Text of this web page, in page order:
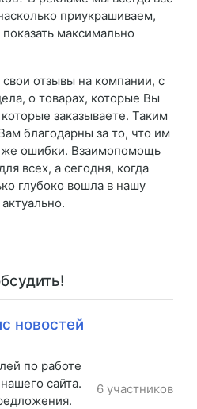
приукрашиваем,
максимально
свои отзывы на компании, с
о товарах, которые Вы
заказываете. Таким
благодарны за то, что им
же ошибки. Взаимопомощь
всех, а сегодня, когда
глубоко вошла в нашу
новостей
по работе
сайта.
6 участников